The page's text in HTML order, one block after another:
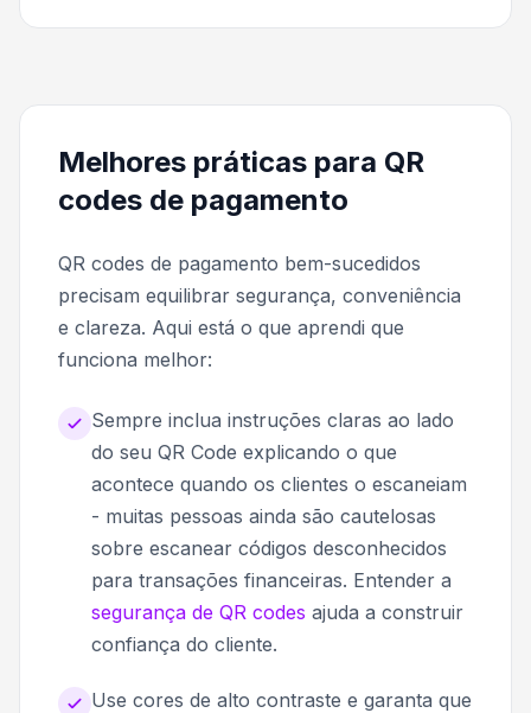
Melhores práticas para QR
codes de pagamento
QR codes de pagamento bem-sucedidos
precisam equilibrar segurança, conveniência
e clareza. Aqui está o que aprendi que
funciona melhor:
Sempre inclua instruções claras ao lado
do seu QR Code explicando o que
acontece quando os clientes o escaneiam
- muitas pessoas ainda são cautelosas
sobre escanear códigos desconhecidos
para transações financeiras. Entender a
segurança de QR codes ajuda a construir
confiança do cliente.
Use cores de alto contraste e garanta que